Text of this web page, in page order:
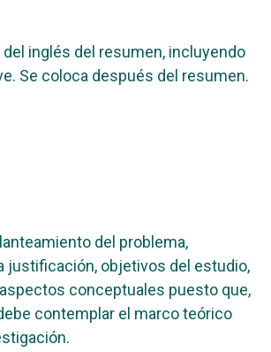
inglés del resumen, incluyendo
Se coloca después del resumen.
del problema,
justificación, objetivos del estudio,
conceptuales puesto que,
contemplar el marco teórico